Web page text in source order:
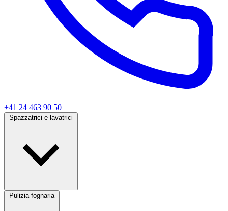
+41 24 463 90 50
Pulizia fognaria